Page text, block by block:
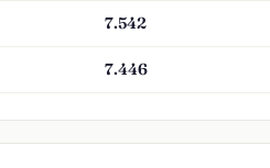
7.542
7.446